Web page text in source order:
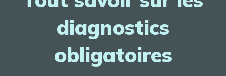
diagnostics
obligatoires